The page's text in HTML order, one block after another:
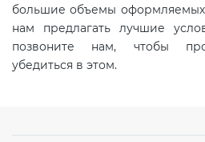
большие объемы оформляемых
нам предлагать лучшие
позвоните нам, чтобы
убедиться в этом.
Сертификация средств
индивидуальной защиты
019)
регламенты